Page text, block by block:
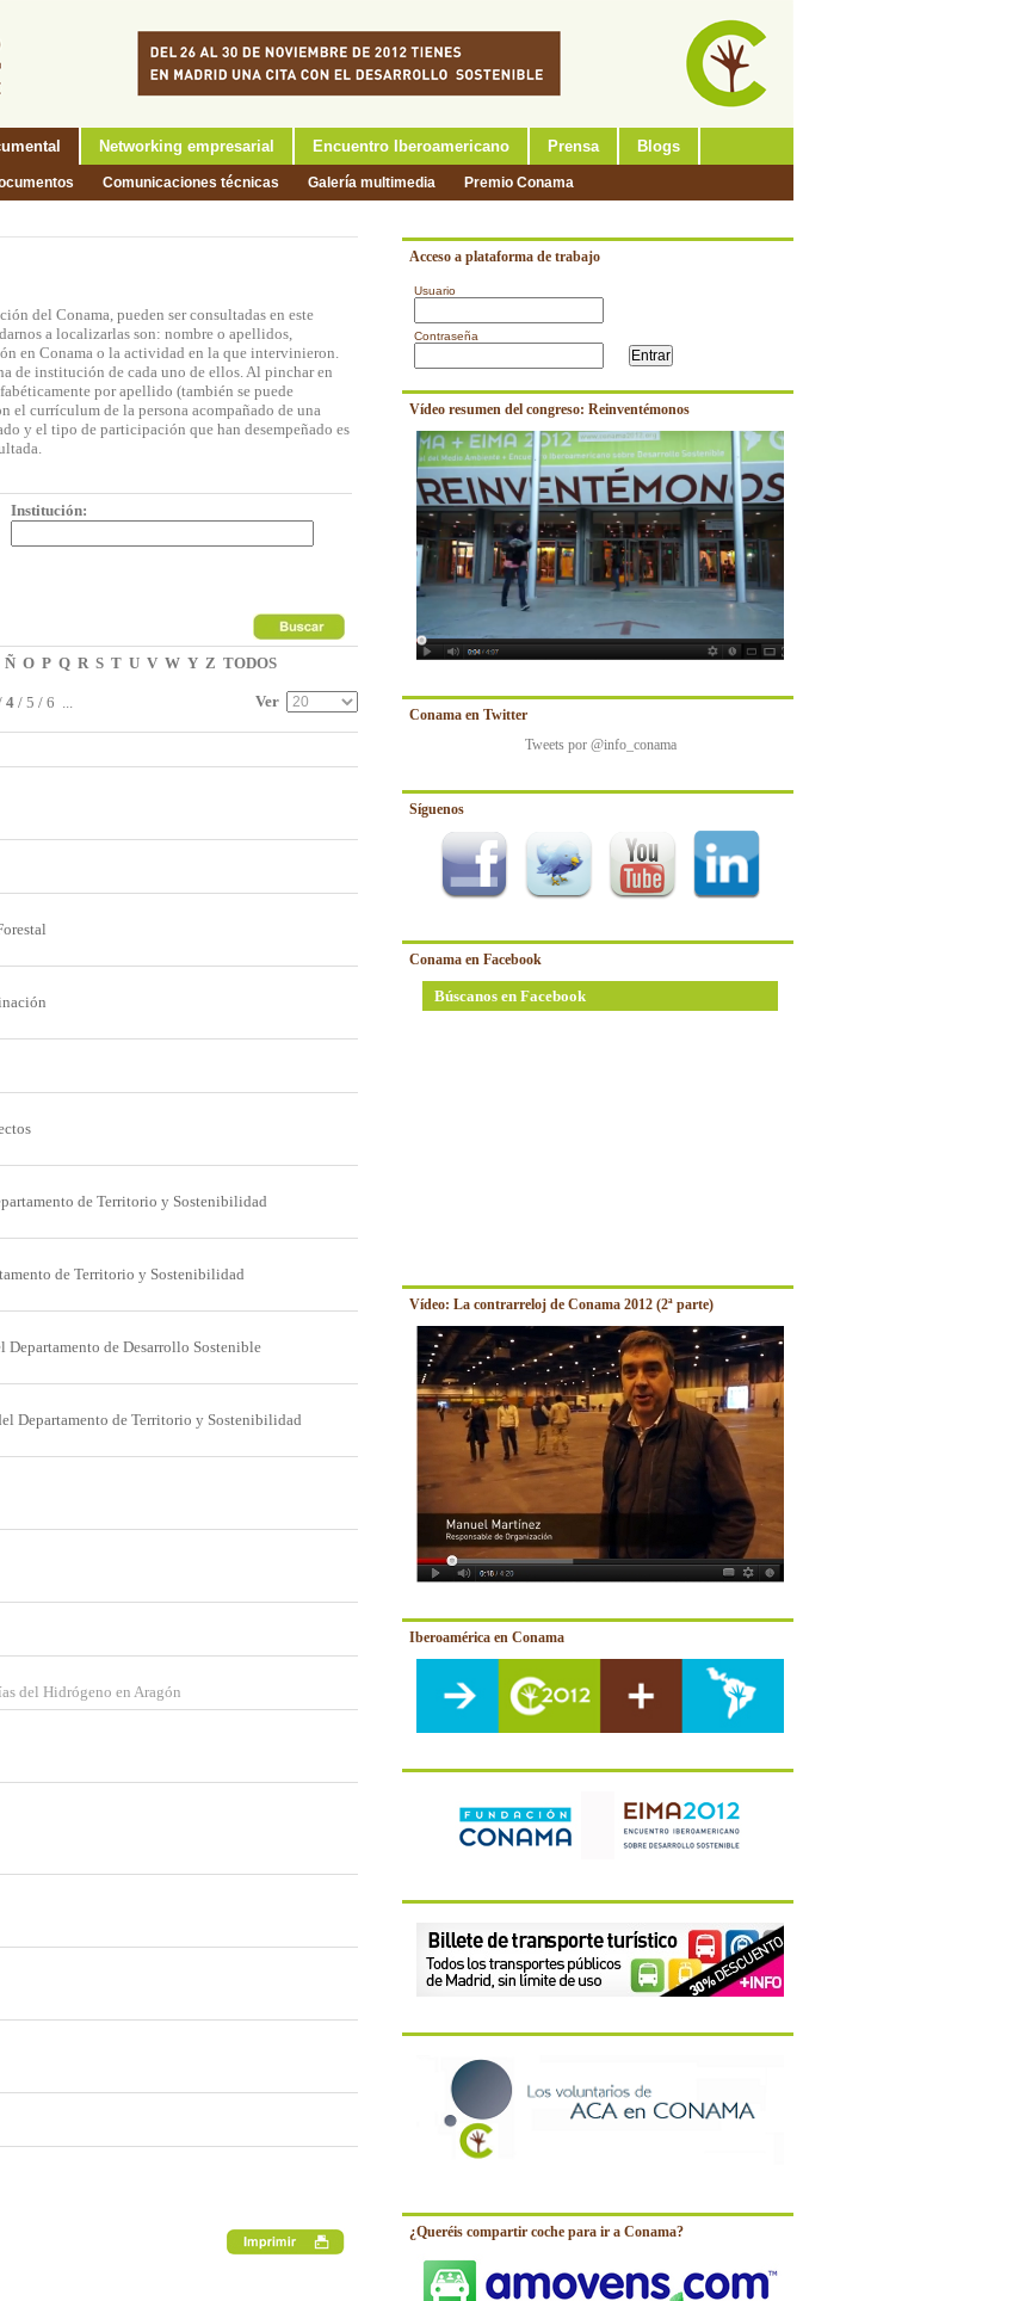
Networking empresarial Encuentro Iberoamericano Prensa Blogs
Comunicaciones técnicas Galería multimedia Premio Conama
Acceso a plataforma de trabajo
Usuario
Contraseña
Vídeo resumen del congreso: Reinventémonos
Conama en Twitter
Tweets por @info_conama
Síguenos
Conama en Facebook
Búscanos en Facebook
Vídeo: La contrarreloj de Conama 2012 (2ª parte)
Iberoamérica en Conama
¿Queréis compartir coche para ir a Conama?
del Conama, pueden ser consultadas en este
a localizarlas son: nombre o apellidos,
en Conama o la actividad en la que intervinieron.
de institución de cada uno de ellos. Al pinchar en
por apellido (también se puede
el currículum de la persona acompañado de una
y el tipo de participación que han desempeñado es
Institución:
Ñ O P Q R S T U V W Y Z TODOS
4 / 5 / 6 ... Ver
de Territorio y Sostenibilidad
de Territorio y Sostenibilidad
de Desarrollo Sostenible
Departamento de Territorio y Sostenibilidad
del Hidrógeno en Aragón